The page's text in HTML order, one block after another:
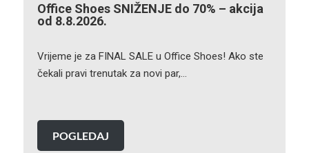
Office Shoes SNIŽENJE do 70% – akcija
od 8.8.2026.
Vrijeme je za FINAL SALE u Office Shoes! Ako ste
čekali pravi trenutak za novi par,…
POGLEDAJ